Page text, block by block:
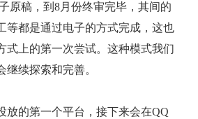
原稿，到 8月份终审完毕，其间的
等都是通过电子的方式完成，这也
式上的第一次尝试。这种模式我们
继续探索和完善。
放的第一个平台，接下来会在QQ